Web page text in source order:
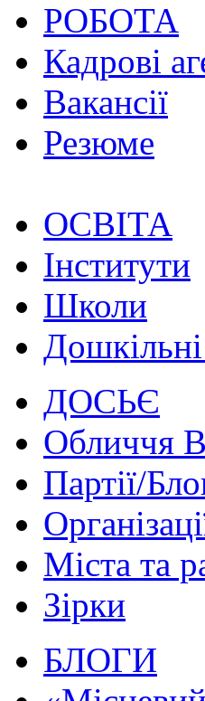
РОБОТА
Кадрові
Вакансії
Резюме
ОСВІТА
Інститути
Школи
ДОСЬЄ
Обличчя
Партії/
Міста та
Зірки
БЛОГИ